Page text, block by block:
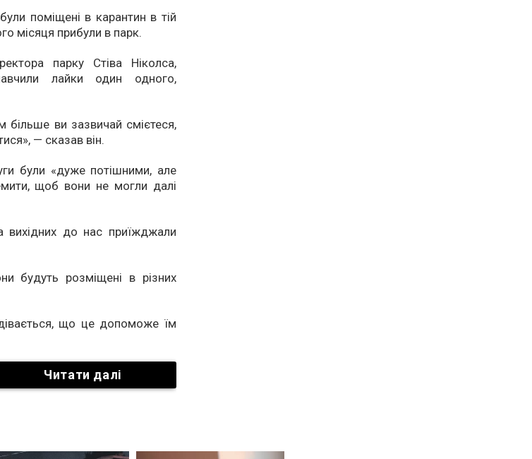
поміщені в карантин в тій
місяця прибули в парк.
парку Стіва Ніколса,
лайки один одного,
ви зазвичай смієтеся,
— сказав він.
були «дуже потішними, але
щоб вони не могли далі
до нас приїжджали
будуть розміщені в різних
що це допоможе їм
Читати далі